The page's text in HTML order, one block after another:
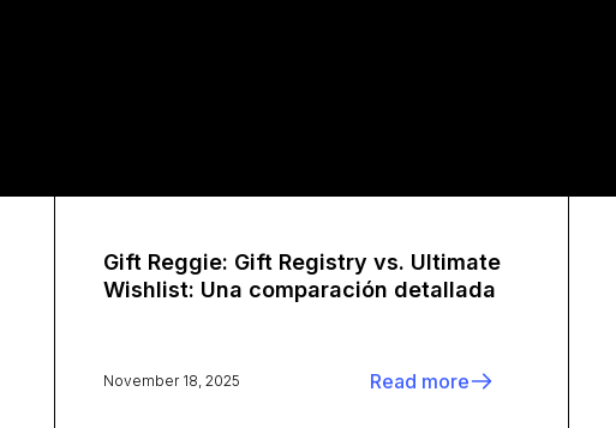
Gift Reggie: Gift Registry vs. Ultimate
Wishlist: Una comparación detallada
November 18, 2025 Read more